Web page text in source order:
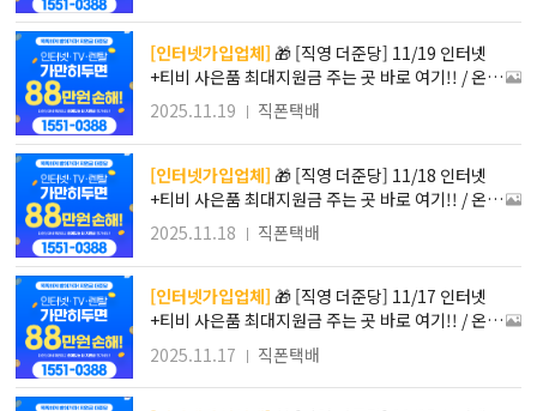
G 인터넷가입!!
[인터넷가입업체] 🎁 [직영 더준당] 11/19 인터넷
+티비 사은품 최대지원금 주는 곳 바로 여기!! / 온라
인 진행!! 방문필요X 간편접수로 가입하자!! / 최대 1
48만원 사은품 혜택 !! 타사보다 무조건 더! SK KT L
G 인터넷가입!!
2025.11.19 직폰택배
[인터넷가입업체] 🎁 [직영 더준당] 11/18 인터넷
+티비 사은품 최대지원금 주는 곳 바로 여기!! / 온라
인 진행!! 방문필요X 간편접수로 가입하자!! / 최대 1
48만원 사은품 혜택 !! 타사보다 무조건 더! SK KT L
G 인터넷가입!!
2025.11.18 직폰택배
[인터넷가입업체] 🎁 [직영 더준당] 11/17 인터넷
+티비 사은품 최대지원금 주는 곳 바로 여기!! / 온라
인 진행!! 방문필요X 간편접수로 가입하자!! / 최대 1
48만원 사은품 혜택 !! 타사보다 무조건 더! SK KT L
G 인터넷가입!!
2025.11.17 직폰택배